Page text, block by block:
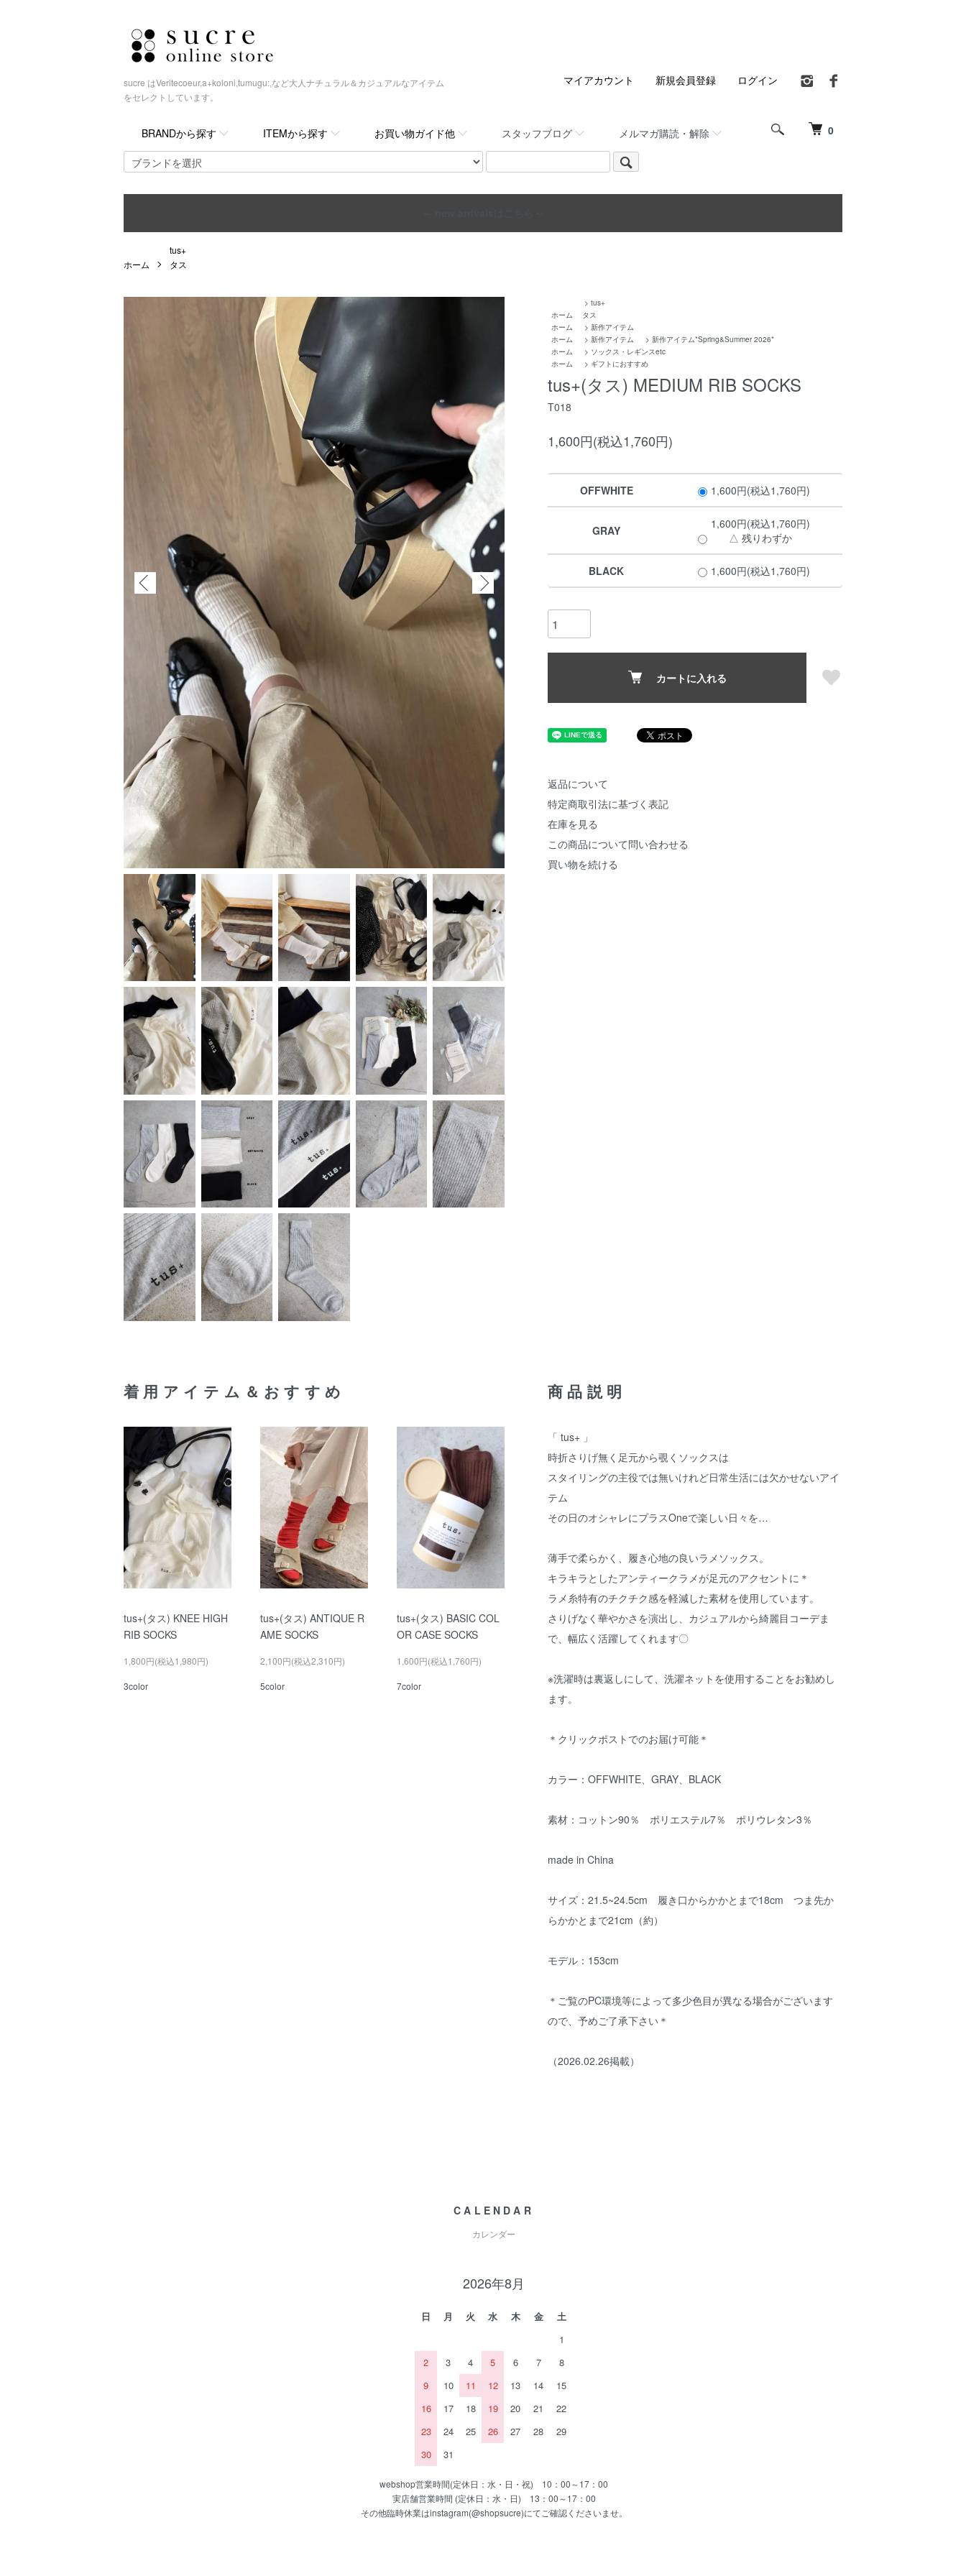
sucre はVeritecoeur,a+koloni,tumugu:,など大人ナチュラル＆カジュアルなアイテム
をセレクトしています。
0
BRANDから探す ITEMから探す お買い物ガイド他 スタッフブログ メルマガ購読・解除
マイアカウント 新規会員登録 ログイン
ホーム
tus+
タス
ホーム
> tus+
タス
ホーム
> 新作アイテム
ホーム
> 新作アイテム > 新作アイテム*Spring&Summer 2026*
ホーム
> ソックス・レギンスetc
ホーム
> ギフトにおすすめ
tus+(タス) MEDIUM RIB SOCKS
T018
1,600円(税込1,760円)
OFFWHITE 1,600円(税込1,760円)
GRAY
1,600円(税込1,760円)
△ 残りわずか
BLACK 1,600円(税込1,760円)
カートに入れる
返品について
特定商取引法に基づく表記
在庫を見る
この商品について問い合わせる
買い物を続ける
商品説明
「 tus+ 」
時折さりげ無く足元から覗くソックスは
スタイリングの主役では無いけれど日常生活には欠かせないアイ
テム
その日のオシャレにプラスOneで楽しい日々を…
薄手で柔らかく、履き心地の良いラメソックス。
キラキラとしたアンティークラメが足元のアクセントに＊
ラメ糸特有のチクチク感を軽減した素材を使用しています。
さりげなく華やかさを演出し、カジュアルから綺麗目コーデま
で、幅広く活躍してくれます〇
※洗濯時は裏返しにして、洗濯ネットを使用することをお勧めし
ます。
＊クリックポストでのお届け可能＊
カラー：OFFWHITE、GRAY、BLACK
素材：コットン90％ ポリエステル7％ ポリウレタン3％
made in China
サイズ：21.5~24.5cm 履き口からかかとまで18cm つま先か
らかかとまで21cm（約）
モデル：153cm
＊ご覧のPC環境等によって多少色目が異なる場合がございます
ので、予めご了承下さい＊
（2026.02.26掲載）
着用アイテム＆おすすめ
tus+(タス) KNEE HIGH
RIB SOCKS
1,800円(税込1,980円)
3color
tus+(タス) ANTIQUE R
AME SOCKS
2,100円(税込2,310円)
5color
tus+(タス) BASIC COL
OR CASE SOCKS
1,600円(税込1,760円)
7color
CALENDAR
カレンダー
2026年8月
日 月 火 水 木 金
土
1
2
3 4 5 6 7
8
9
10 11 12 13 14
15
16
17 18 19 20 21
22
23
24 25 26 27 28
29
30
31
webshop営業時間(定休日：水・日・祝) 10：00～17：00
実店舗営業時間 (定休日：水・日) 13：00～17：00
その他臨時休業はinstagram(@shopsucre)にてご確認くださいませ。